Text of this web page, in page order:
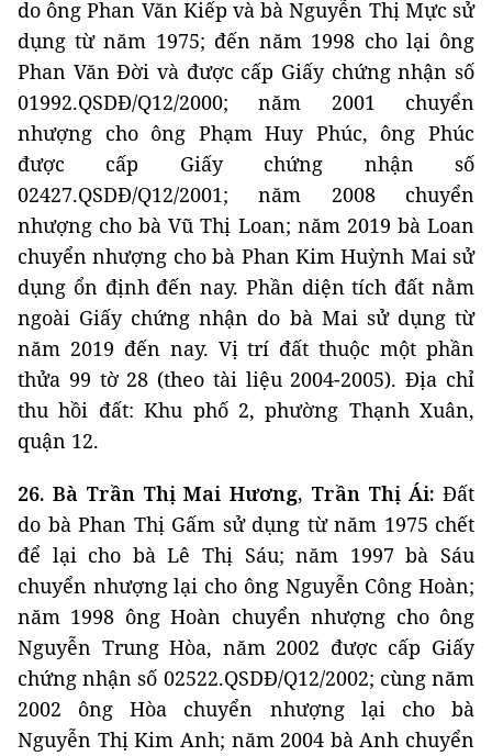
do ông Phan Văn Kiếp và bà Nguyễn Thị Mực sử
dụng từ năm 1975; đến năm 1998 cho lại ông
Phan Văn Đời và được cấp Giấy chứng nhận số
01992.QSDĐ/Q12/2000; năm 2001 chuyển
nhượng cho ông Phạm Huy Phúc, ông Phúc
được cấp Giấy chứng nhận số
02427.QSDĐ/Q12/2001; năm 2008 chuyển
nhượng cho bà Vũ Thị Loan; năm 2019 bà Loan
chuyển nhượng cho bà Phan Kim Huỳnh Mai sử
dụng ổn định đến nay. Phần diện tích đất nằm
ngoài Giấy chứng nhận do bà Mai sử dụng từ
năm 2019 đến nay. Vị trí đất thuộc một phần
thửa 99 tờ 28 (theo tài liệu 2004-2005). Địa chỉ
thu hồi đất: Khu phố 2, phường Thạnh Xuân,
quận 12.
26. Bà Trần Thị Mai Hương, Trần Thị Ái: Đất
do bà Phan Thị Gấm sử dụng từ năm 1975 chết
để lại cho bà Lê Thị Sáu; năm 1997 bà Sáu
chuyển nhượng lại cho ông Nguyễn Công Hoàn;
năm 1998 ông Hoàn chuyển nhượng cho ông
Nguyễn Trung Hòa, năm 2002 được cấp Giấy
chứng nhận số 02522.QSDĐ/Q12/2002; cùng năm
2002 ông Hòa chuyển nhượng lại cho bà
Nguyễn Thị Kim Anh; năm 2004 bà Anh chuyển